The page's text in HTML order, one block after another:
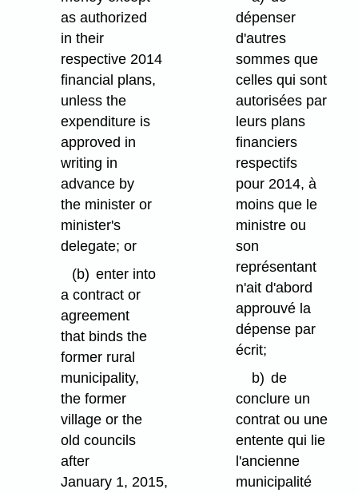
as authorized
in their
respective 2014
financial plans,
unless the
expenditure is
approved in
writing in
advance by
the minister or
minister's
delegate; or
(b) enter into
a contract or
agreement
that binds the
former rural
municipality,
the former
village or the
old councils
after
January 1, 2015,
dépenser
d'autres
sommes que
celles qui sont
autorisées par
leurs plans
financiers
respectifs
pour 2014, à
moins que le
ministre ou
son
représentant
n'ait d'abord
approuvé la
dépense par
écrit;
b) de
conclure un
contrat ou une
entente qui lie
l'ancienne
municipalité